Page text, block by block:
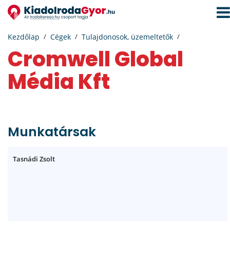
Kezdőlap Cégek Tulajdonosok, üzemeltetők
Cromwell Global
Média Kft
Munkatársak
Tasnádi Zsolt